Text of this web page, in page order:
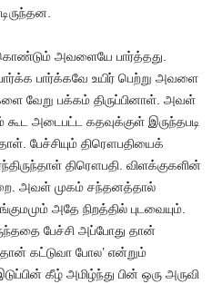
அவளையே பார்த்தது.
பார்க்கவே உயிர் பெற்று அவளை
வேறு பக்கம் திருப்பினாள். அவள்
கூட அடைபட்ட கதவுக்குள் இருந்தபடி
பேச்சியும் திரௌபதியைக்
திரௌபதி. விளக்குகளின்
அவள் முகம் சந்தனத்தால்
அதே நிறத்தில் புடவையும்.
பேச்சி அப்போது தான்
தான் கட்டுவா போல’ என்றும்
கீழ் அமிழ்ந்து பின் ஒரு அருவி